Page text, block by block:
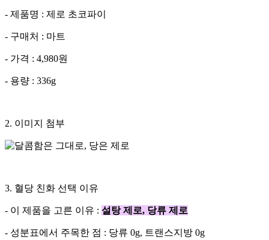
- 제품명 : 제로 초코파이
- 구매처 : 마트
- 가격 : 4,980원
- 용량 : 336g
2. 이미지 첨부
3. 혈당 친화 선택 이유
- 이 제품을 고른 이유 : 설탕 제로, 당류 제로
- 성분표에서 주목한 점 : 당류 0g, 트랜스지방 0g